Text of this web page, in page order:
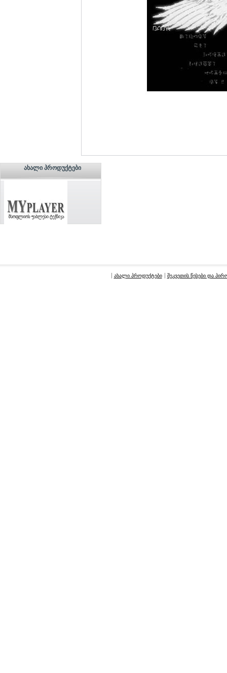
ᲐᲮᲐᲚᲘ ᲞᲠᲝᲓᲣᲥᲢᲔᲑᲘ
ახალი პროდუქტები შეკვეთის წესები და